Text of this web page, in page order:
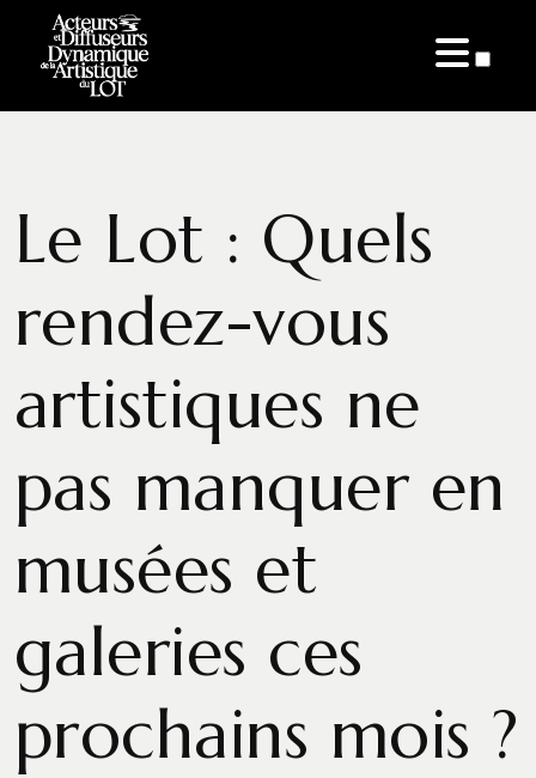
Le Lot : Quels
rendez-vous
artistiques ne
pas manquer en
musées et
galeries ces
prochains mois ?